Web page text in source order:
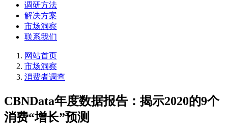
调研方法
解决方案
市场洞察
联系我们
网站首页
市场洞察
消费者调查
CBNData年度数据报告：揭示2020的9个
消费“增长”预测